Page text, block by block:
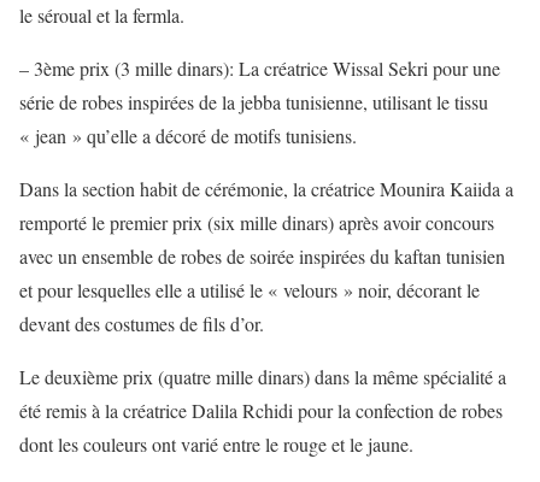
le séroual et la fermla.
– 3ème prix (3 mille dinars): La créatrice Wissal Sekri pour une
série de robes inspirées de la jebba tunisienne, utilisant le tissu
« jean » qu’elle a décoré de motifs tunisiens.
Dans la section habit de cérémonie, la créatrice Mounira Kaiida a
remporté le premier prix (six mille dinars) après avoir concours
avec un ensemble de robes de soirée inspirées du kaftan tunisien
et pour lesquelles elle a utilisé le « velours » noir, décorant le
devant des costumes de fils d’or.
Le deuxième prix (quatre mille dinars) dans la même spécialité a
été remis à la créatrice Dalila Rchidi pour la confection de robes
dont les couleurs ont varié entre le rouge et le jaune.